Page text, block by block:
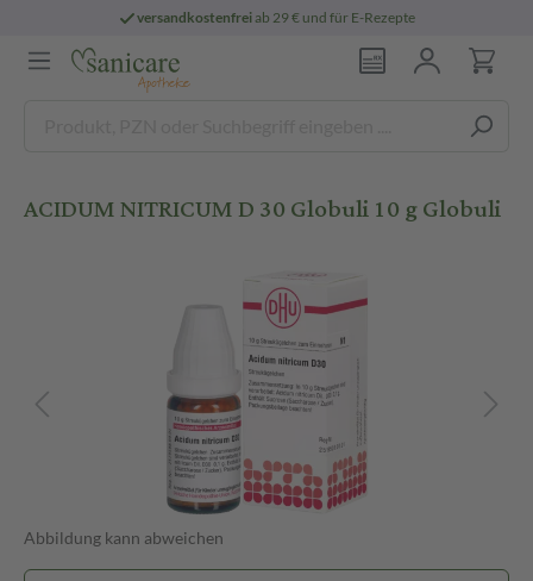
versandkostenfreiab 29 € und für E-Rezepte
ACIDUM NITRICUM D 30 Globuli 10 g Globuli
Abbildung kann abweichen